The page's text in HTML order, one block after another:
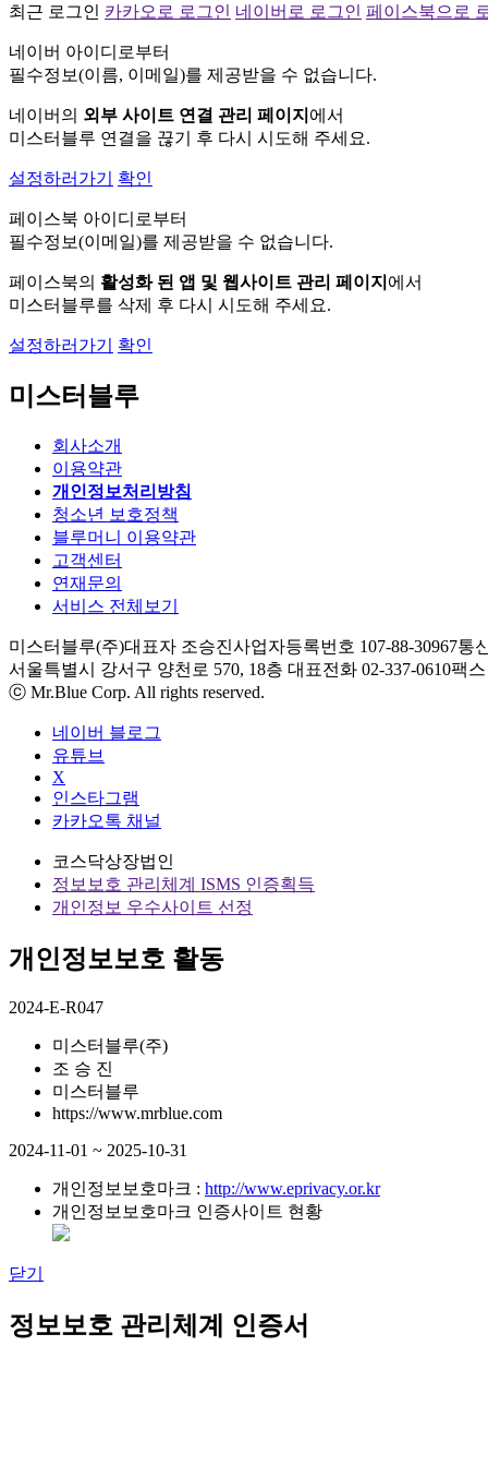
최근 로그인 카카오로 로그인 네이버로 로그인 페이스북으로
네이버 아이디로부터
필수정보(이름, 이메일)를 제공받을 수 없습니다.
네이버의 외부 사이트 연결 관리 페이지 에서
미스터블루 연결을 끊기 후 다시 시도해 주세요.
설정하러가기 확인
페이스북 아이디로부터
필수정보(이메일)를 제공받을 수 없습니다.
페이스북의 활성화 된 앱 및 웹사이트 관리 페이지 에서
미스터블루를 삭제 후 다시 시도해 주세요.
설정하러가기 확인
미스터블루
회사소개
이용약관
개인정보처리방침
청소년 보호정책
블루머니 이용약관
고객센터
연재문의
서비스 전체보기
미스터블루(주)대표자 조승진사업자등록번호 107-88-30967통
서울특별시 강서구 양천로 570, 18층 대표전화 02-337-0610팩스
ⓒ Mr.Blue Corp. All rights reserved.
네이버 블로그
유튜브
X
인스타그램
카카오톡 채널
코스닥상장법인
정보보호 관리체계 ISMS 인증획득
개인정보 우수사이트 선정
개인정보보호 활동
2024-E-R047
미스터블루(주)
조 승 진
미스터블루
https://www.mrblue.com
2024-11-01 ~ 2025-10-31
개인정보보호마크 : http://www.eprivacy.or.kr
개인정보보호마크 인증사이트 현황
닫기
정보보호 관리체계 인증서